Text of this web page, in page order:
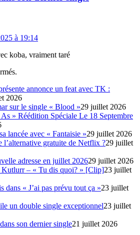
à 19:14
koba, vraiment taré
annonce un feat avec TK :
2026
sur le single « Blood »29 juillet 2026
» Réédition Spéciale Le 18 Septembre
lancée avec « Fantaisie »29 juillet 2026
l’alternative gratuite de Netflix ?29 juillet
adresse en juillet 202629 juillet 2026
– « Tu dis quoi? » [Clip]23 juillet
dans « J’ai pas prévu tout ça »23 juillet
un double single exceptionnel23 juillet
son dernier single21 juillet 2026